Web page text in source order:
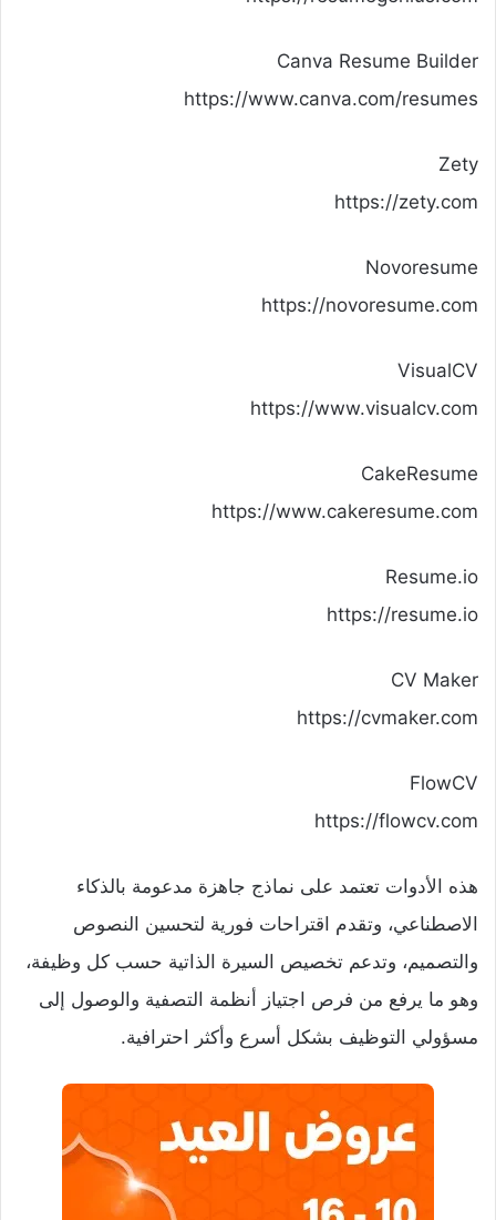
Canva Resume Builder
https://www.canva.com/resumes
Zety
https://zety.com
Novoresume
https://novoresume.com
VisualCV
https://www.visualcv.com
CakeResume
https://www.cakeresume.com
Resume.io
https://resume.io
CV Maker
https://cvmaker.com
FlowCV
https://flowcv.com
هذه الأدوات تعتمد على نماذج جاهزة مدعومة بالذكاء
الاصطناعي، وتقدم اقتراحات فورية لتحسين النصوص
والتصميم، وتدعم تخصيص السيرة الذاتية حسب كل وظيفة،
وهو ما يرفع من فرص اجتياز أنظمة التصفية والوصول إلى
مسؤولي التوظيف بشكل أسرع وأكثر احترافية.